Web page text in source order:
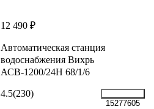
12 490 ₽
Автоматическая станция
водоснабжения Вихрь
АСВ-1200/24Н 68/1/6
4.5(230)
15277605